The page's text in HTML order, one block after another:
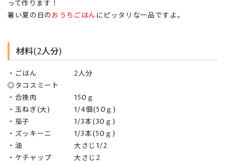
って作ります！
暑い夏の日の おうちごはん にピッタリな一品ですよ。
材料(2人分)
・ごはん 2人分
◎タコスミート
・合挽肉 150ｇ
・玉ねぎ(大) 1/4個(50ｇ)
・茄子 1/3本(30ｇ)
・ズッキーニ 1/3本(50ｇ)
・油 大さじ1/2
・ケチャップ 大さじ2